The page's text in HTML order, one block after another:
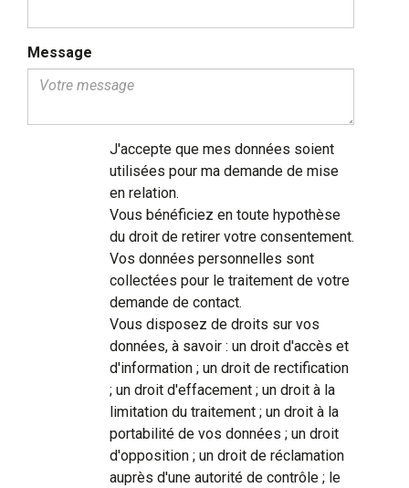
Message
J'accepte que mes données soient
utilisées pour ma demande de mise
en relation.
Vous bénéficiez en toute hypothèse
du droit de retirer votre consentement.
Vos données personnelles sont
collectées pour le traitement de votre
demande de contact.
Vous disposez de droits sur vos
données, à savoir : un droit d'accès et
d'information ; un droit de rectification
; un droit d'effacement ; un droit à la
limitation du traitement ; un droit à la
portabilité de vos données ; un droit
d'opposition ; un droit de réclamation
auprès d'une autorité de contrôle ; le